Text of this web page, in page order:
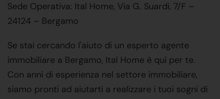
Sede Operativa: Ital Home, Via G. Suardi, 7/F –
24124 – Bergamo
Se stai cercando l'aiuto di un esperto agente
immobiliare a Bergamo, Ital Home è qui per te.
Con anni di esperienza nel settore immobiliare,
siamo pronti ad aiutarti a realizzare i tuoi sogni di